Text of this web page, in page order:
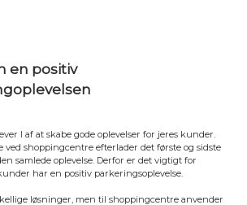
en positiv
I af at skabe gode oplevelser for jeres kunder.
shoppingcentre efterlader det første og sidste
samlede oplevelse. Derfor er det vigtigt for
har en positiv parkeringsoplevelse.
løsninger, men til shoppingcentre anvender